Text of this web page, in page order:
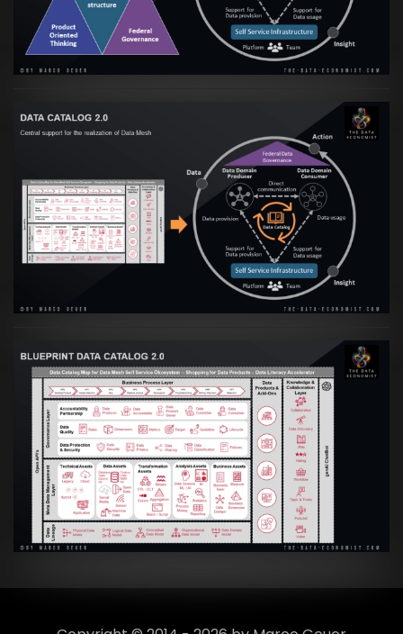
VIEW
Artikel:Data Mesh Ökosysteme: Die
Transformation zur Data Inspired Human
Culture
VIEW
Artikel:Data Mesh Ökosysteme: Die
Transformation zur Data Inspired Human
Culture
VIEW